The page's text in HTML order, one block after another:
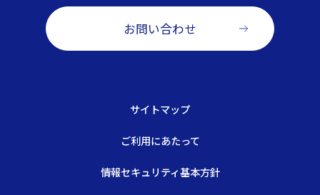
サイトマップ
ご利用にあたって
情報セキュリティ基本方針
お問い合わせ